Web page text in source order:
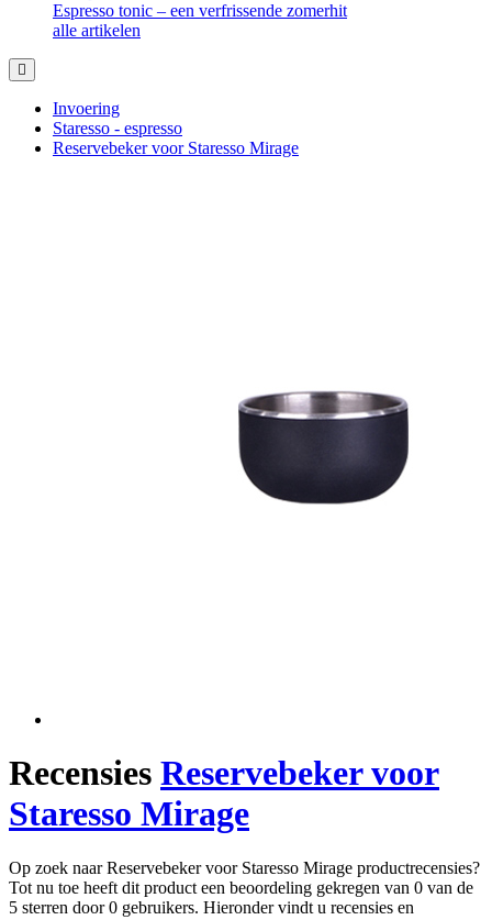
Espresso tonic – een verfrissende zomerhit
alle artikelen
Invoering
Staresso - espresso
Reservebeker voor Staresso Mirage
Recensies Reservebeker voor
Staresso Mirage
Op zoek naar Reservebeker voor Staresso Mirage productrecensies?
Tot nu toe heeft dit product een beoordeling gekregen van 0 van de
5 sterren door 0 gebruikers. Hieronder vindt u recensies en